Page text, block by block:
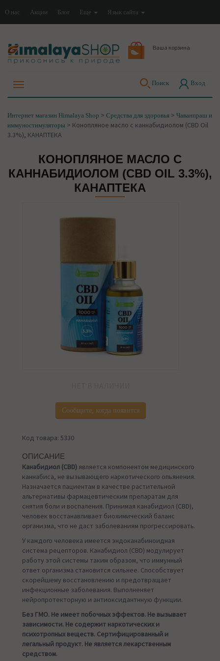
О нас Акции Блог Еще Язык сайта
Ваша корзина
Поиск Вход
Интернет магазин Himalaya Shop > Средства для здоровья > Чаванпраш и
иммуностимуляторы > Конопляное масло с каннабидиолом (CBD Oil
3.3%), КАНАПТЕКА
КОНОПЛЯНОЕ МАСЛО С
КАННАБИДИОЛОМ (CBD OIL 3.3%),
КАНАПТЕКА
Сообщите, когда появится
Код товара: 5330
ОПИСАНИЕ
Канабидиол (CBD) является компонентом медицинского
каннабиса, не вызывающего наркотического опьянения.
Назначается пациентам в качестве растительной
альтернативы фармацевтическим препаратам для
снятия боли и воспаления. Принимая канабидиол (CBD),
человек восстанавливает биохимический баланс
организма, что не даст заболеваниям прогрессировать.
У каждого человека имеется эндоканабиноидная
система рецепторов. Канабидиол (CBD) модулирует
работу этой системы таким образом, что иммунный
ответ организма становится сильнее. Способствует
скорейшему восстановлению и предотвращает
инфекционные заболевания. Выполненяет
нейропротекторную и антиоксидантнную функции.
Без ГМО. Не имеет побочных эффектов. Не вызывает
зависимости. Не содержит наркотическихи
психотропныхвеществ. Сертифицированный и
легальный продукт. Не является лекарственным
средством.